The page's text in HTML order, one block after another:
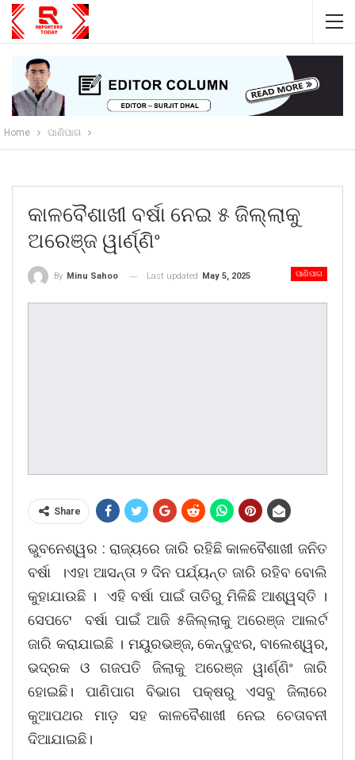
Home ପାଣିପାଗ
କାଳବୈଶାଖୀ ବର୍ଷା ନେଇ ୫ ଜିଲ୍ଲାକୁ
ଅରେଞ୍ଜ ୱାର୍ଣ୍ଣିଂ
ପାଣିପାଗ
By Minu Sahoo Last updated May 5, 2025
Share
ଭୁବନେଶ୍ୱର : ରାଜ୍ୟରେ ଜାରି ରହିଛି କାଳବୈଶାଖୀ ଜନିତ
ବର୍ଷା ।ଏହା ଆସନ୍ତା ୨ ଦିନ ପର୍ଯ୍ୟନ୍ତ ଜାରି ରହିବ ବୋଲି
କୁହାଯାଉଛି । ଏହି ବର୍ଷା ପାଇଁ ତାତିରୁ ମିଳିଛି ଆଶ୍ୱସ୍ତି ।
ସେପଟେ ବର୍ଷା ପାଇଁ ଆଜି ୫ଜିଲ୍ଲାକୁ ଅରେଞ୍ଜ ଆଲର୍ଟ
ଜାରି କରାଯାଇଛି । ମୟୁରଭଞ୍ଜ, କେନ୍ଦୁଝର, ବାଲେଶ୍ୱର,
ଭଦ୍ରକ ଓ ଗଜପତି ଜିଲାକୁ ଅରେଞ୍ଜ ୱାର୍ଣ୍ଣିଂ ଜାରି
ହୋଇଛି। ପାଣିପାଗ ବିଭାଗ ପକ୍ଷରୁ ଏସବୁ ଜିଲାରେ
କୁଆପଥର ମାଡ଼ ସହ କାଳବୈଶାଖୀ ନେଇ ଚେତାବନୀ
ଦିଆଯାଇଛି।